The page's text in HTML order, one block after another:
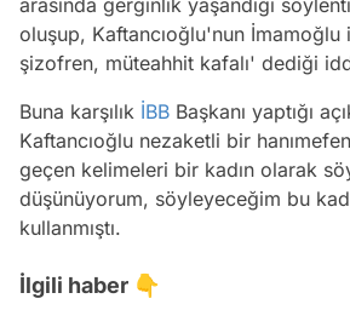
oluşup, Kaftancıoğlu'nun İmamoğlu
şizofren, müteahhit kafalı' dediği
Buna karşılık İBB Başkanı yaptığı
Kaftancıoğlu nezaketli bir
geçen kelimeleri bir kadın olarak
düşünüyorum, söyleyeceğim bu
kullanmıştı.
İlgili haber 👇